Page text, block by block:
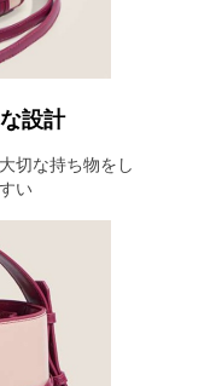
設計
切な持ち物をし
い